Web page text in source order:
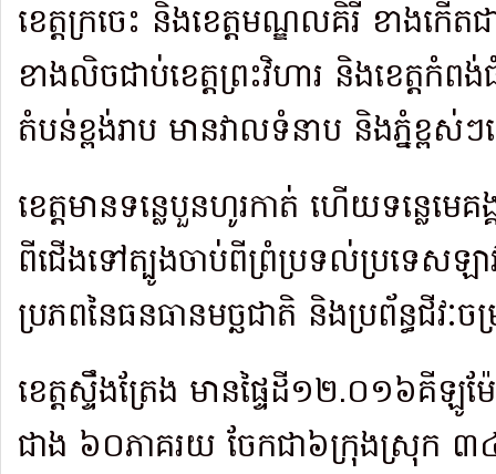
ខេត្តក្រចេះ និងខេត្តមណ្ឌលគិរី ខាងកើត
ខាងលិចជាប់ខេត្តព្រះវិហារ និងខេត្តកំពង់
តំបន់ខ្ពង់រាប មាន​វាល​ទំនាប និងភ្នំខ្
ខេត្តមានទន្លេបួនហូរកាត់ ហើយទន្លេមេគ
ពីជើងទៅត្បូងចាប់ពីព្រំ​ប្រ​ទល់​ប្រទេសឡា
ប្រភពនៃធនធានមច្ឆជាតិ និងប្រព័ន្ធជីវៈច
ខេត្តស្ទឹងត្រែង មានផ្ទៃដី១២.០១៦គីឡូម៉ែ
ជាង ៦០ភាគរយ ចែកជា​៦ក្រុង​ស្រុក ៣